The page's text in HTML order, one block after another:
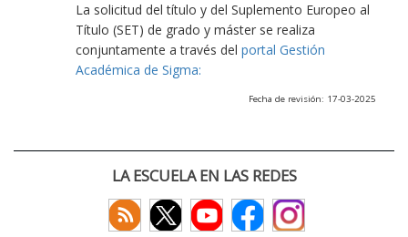
La solicitud del título y del Suplemento Europeo al
Título (SET) de grado y máster se realiza
conjuntamente a través del portal Gestión
Académica de Sigma:
Fecha de revisión: 17-03-2025
LA ESCUELA EN LAS REDES